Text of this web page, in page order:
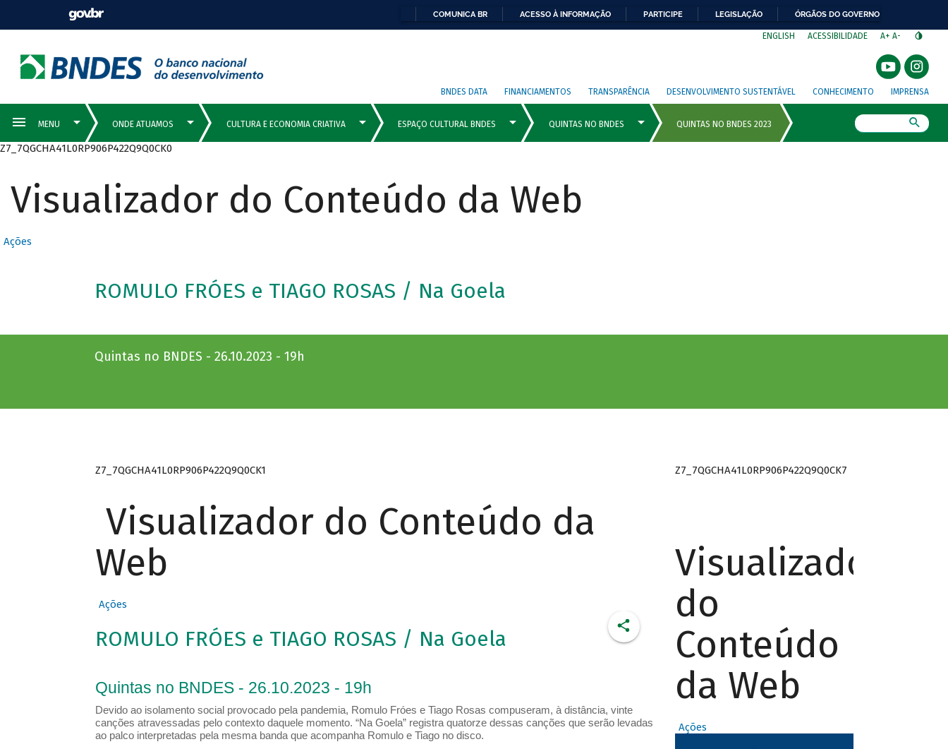
COMUNICA BR ACESSO À INFORMAÇÃO PARTICIPE LEGISLAÇÃO ÓRGÃOS DO GOVERNO
ENGLISH ACESSIBILIDADE A+ A-
BNDES DATA FINANCIAMENTOS TRANSPARÊNCIA DESENVOLVIMENTO SUSTENTÁVEL CONHECIMENTO IMPRENSA
Z7_7QGCHA41L0RP906P422Q9Q0CK0
Visualizador do Conteúdo da Web
Ações
ROMULO FRÓES e TIAGO ROSAS / Na Goela
Quintas no BNDES - 26.10.2023 - 19h
Z7_7QGCHA41L0RP906P422Q9Q0CK1
Visualizador do Conteúdo da
Web
Ações
ROMULO FRÓES e TIAGO ROSAS / Na Goela
Quintas no BNDES - 26.10.2023 - 19h
Devido ao isolamento social provocado pela pandemia, Romulo Fróes e Tiago Rosas compuseram, à distância, vinte
canções atravessadas pelo contexto daquele momento. “Na Goela” registra quatorze dessas canções que serão levadas
ao palco interpretadas pela mesma banda que acompanha Romulo e Tiago no disco.
Z7_7QGCHA41L0RP906P422Q9Q0CK7
Visualizador
do
Conteúdo
da Web
Ações